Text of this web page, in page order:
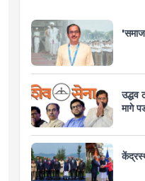
उद्धव
मागे